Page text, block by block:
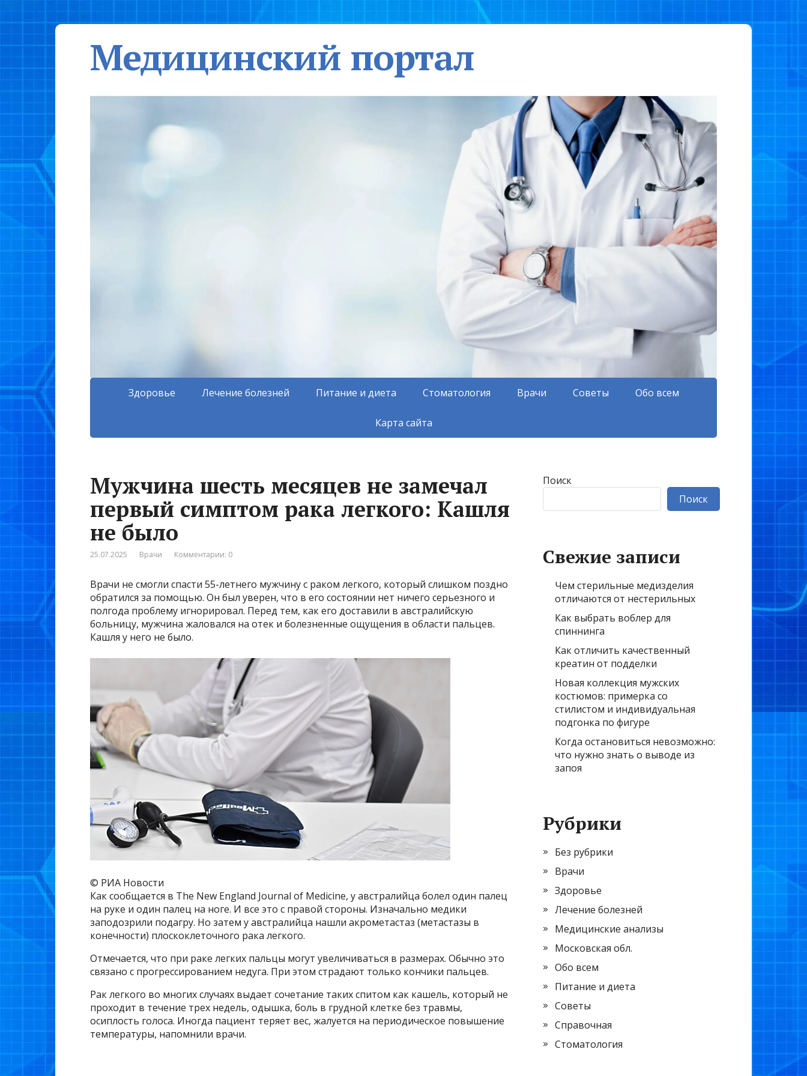
Медицинский портал
Здоровье Лечение болезней Питание и диета Стоматология Врачи Советы Обо всем
Карта сайта
Мужчина шесть месяцев не замечал
первый симптом рака легкого: Кашля
не было
25.07.2025 Врачи Комментарии: 0
Врачи не смогли спасти 55-летнего мужчину с раком легкого, который слишком поздно
обратился за помощью. Он был уверен, что в его состоянии нет ничего серьезного и
полгода проблему игнорировал. Перед тем, как его доставили в австралийскую
больницу, мужчина жаловался на отек и болезненные ощущения в области пальцев.
Кашля у него не было.
© РИА Новости
Как сообщается в The New England Journal of Medicine, у австралийца болел один палец
на руке и один палец на ноге. И все это с правой стороны. Изначально медики
заподозрили подагру. Но затем у австралийца нашли акрометастаз (метастазы в
конечности) плоскоклеточного рака легкого.
Отмечается, что при раке легких пальцы могут увеличиваться в размерах. Обычно это
связано с прогрессированием недуга. При этом страдают только кончики пальцев.
Рак легкого во многих случаях выдает сочетание таких спитом как кашель, который не
проходит в течение трех недель, одышка, боль в грудной клетке без травмы,
осиплость голоса. Иногда пациент теряет вес, жалуется на периодическое повышение
температуры, напомнили врачи.
Поиск
Поиск
Свежие записи
Чем стерильные медизделия
отличаются от нестерильных
Как выбрать воблер для
спиннинга
Как отличить качественный
креатин от подделки
Новая коллекция мужских
костюмов: примерка со
стилистом и индивидуальная
подгонка по фигуре
Когда остановиться невозможно:
что нужно знать о выводе из
запоя
Рубрики
Без рубрики
Врачи
Здоровье
Лечение болезней
Медицинские анализы
Московская обл.
Обо всем
Питание и диета
Советы
Справочная
Стоматология